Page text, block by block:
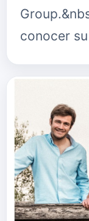
conocer
latino y